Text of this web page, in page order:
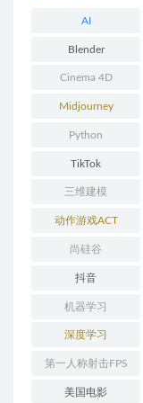
AI
Blender
Cinema 4D
Midjourney
Python
TikTok
三维建模
动作游戏ACT
尚硅谷
抖音
机器学习
深度学习
第一人称射击FPS
美国电影